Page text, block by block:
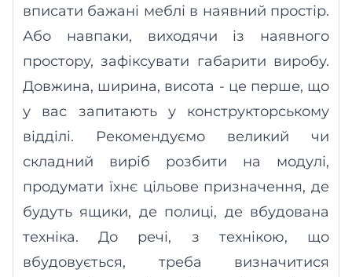
вписати бажані меблі в наявний простір.
Або навпаки, виходячи із наявного
простору, зафіксувати габарити виробу.
Довжина, ширина, висота - це перше, що
у вас запитають у конструкторському
відділі. Рекомендуємо великий чи
складний виріб розбити на модулі,
продумати їхнє цільове призначення, де
будуть ящики, де полиці, де вбудована
техніка. До речі, з технікою, що
вбудовується, треба визначитися